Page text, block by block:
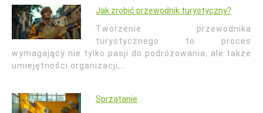
Jak zrobić przewodnik turystyczny?
Tworzenie przewodnika
turystycznego to proces
wymagający nie tylko pasji do podróżowania, ale także
umiejętności organizacji,…
Sprzątanie